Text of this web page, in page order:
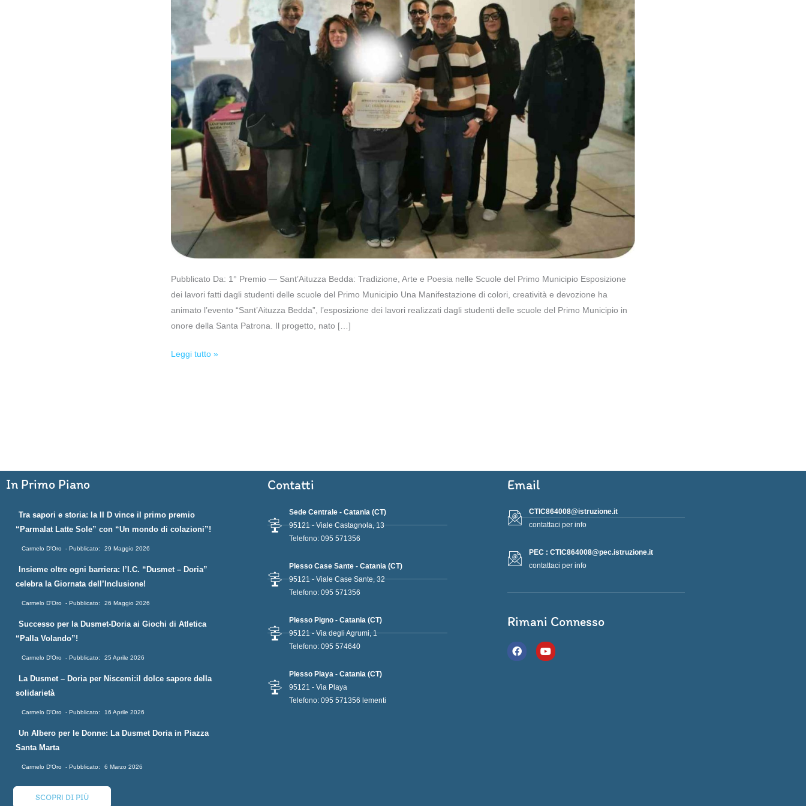
Pubblicato Da: 1° Premio — Sant’Aituzza Bedda: Tradizione, Arte e Poesia nelle Scuole del Primo Municipio Esposizione
dei lavori fatti dagli studenti delle scuole del Primo Municipio Una Manifestazione di colori, creatività e devozione ha
animato l’evento “Sant’Aituzza Bedda”, l’esposizione dei lavori realizzati dagli studenti delle scuole del Primo Municipio in
onore della Santa Patrona. Il progetto, nato […]
Primo
Municipio
Leggi tutto »
In Primo Piano
Tra sapori e storia: la II D vince il primo premio
“Parmalat Latte Sole” con “Un mondo di colazioni”!
Carmelo D'Oro 29 Maggio 2026
Insieme oltre ogni barriera: l’I.C. “Dusmet – Doria”
celebra la Giornata dell’Inclusione!
Carmelo D'Oro 26 Maggio 2026
Successo per la Dusmet-Doria ai Giochi di Atletica
“Palla Volando”!
Carmelo D'Oro 25 Aprile 2026
La Dusmet – Doria per Niscemi:il dolce sapore della
solidarietà
Carmelo D'Oro 16 Aprile 2026
Un Albero per le Donne: La Dusmet Doria in Piazza
Santa Marta
Carmelo D'Oro 6 Marzo 2026
SCOPRI DI PIÙ
Contatti
Sede Centrale - Catania (CT)
95121 - Viale Castagnola, 13
Telefono: 095 571356
Plesso Case Sante - Catania (CT)
95121 - Viale Case Sante, 32
Telefono: 095 571356
Plesso Pigno - Catania (CT)
95121 - Via degli Agrumi, 1
Telefono: 095 574640
Plesso Playa - Catania (CT)
95121 - Via Playa
Telefono: 095 571356 lementi
Email
CTIC864008@istruzione.it
contattaci per info
PEC : CTIC864008@pec.istruzione.it
contattaci per info
Rimani Connesso
F
a
Y
o